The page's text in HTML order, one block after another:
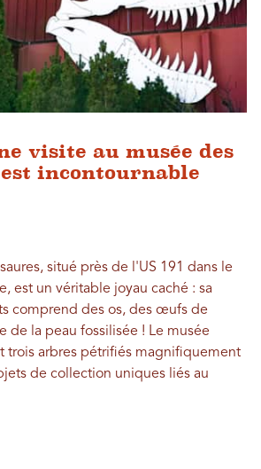
visite au musée des
incontournable
situé près de l'US 191 dans le
est un véritable joyau caché : sa
comprend des os, des œufs de
de la peau fossilisée ! Le musée
trois arbres pétrifiés magnifiquement
de collection uniques liés au